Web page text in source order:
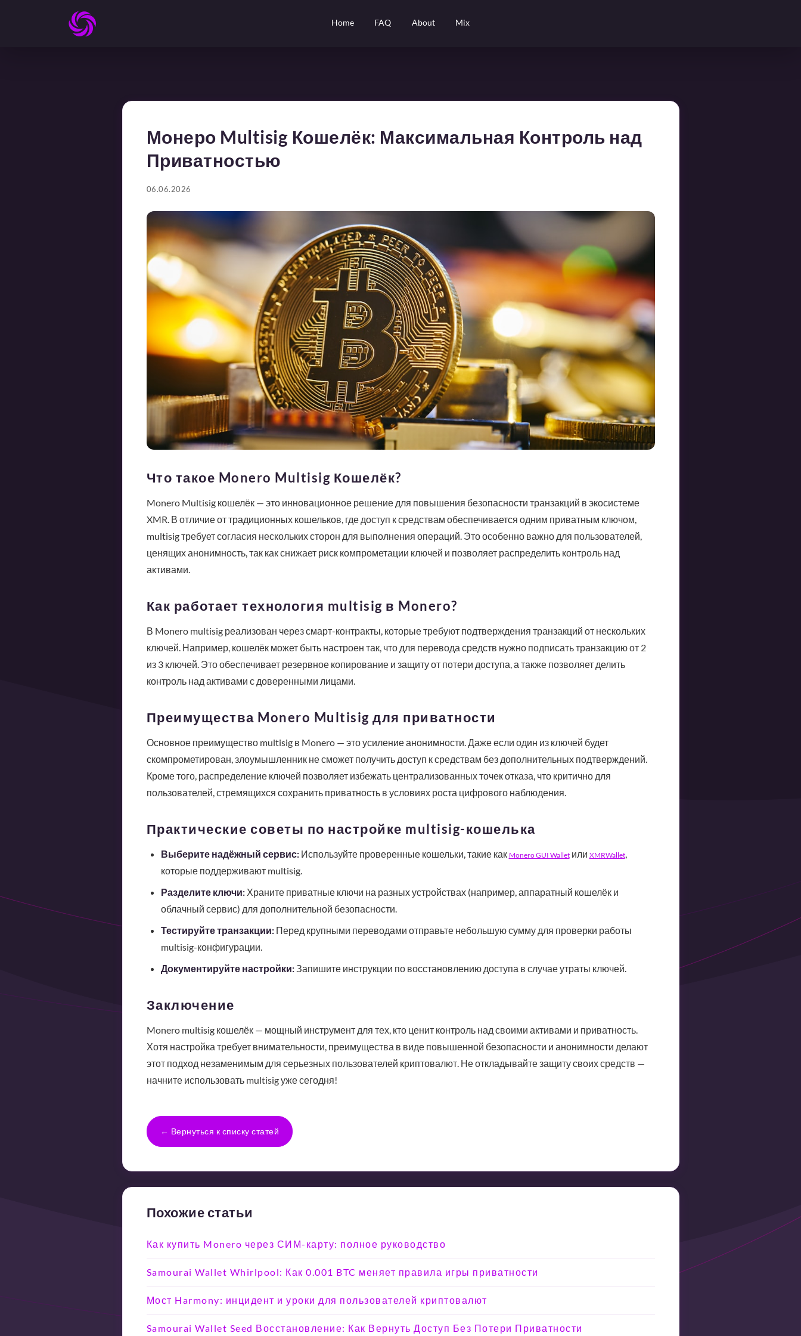
Home FAQ About Mix
Монеро Multisig Кошелёк: Максимальная Контроль над
Приватностью
06.06.2026
Что такое Monero Multisig Кошелёк?
Monero Multisig кошелёк — это инновационное решение для повышения безопасности транзакций в экосистеме
XMR. В отличие от традиционных кошельков, где доступ к средствам обеспечивается одним приватным ключом,
multisig требует согласия нескольких сторон для выполнения операций. Это особенно важно для пользователей,
ценящих анонимность, так как снижает риск компрометации ключей и позволяет распределить контроль над
активами.
Как работает технология multisig в Monero?
В Monero multisig реализован через смарт-контракты, которые требуют подтверждения транзакций от нескольких
ключей. Например, кошелёк может быть настроен так, что для перевода средств нужно подписать транзакцию от 2
из 3 ключей. Это обеспечивает резервное копирование и защиту от потери доступа, а также позволяет делить
контроль над активами с доверенными лицами.
Преимущества Monero Multisig для приватности
Основное преимущество multisig в Monero — это усиление анонимности. Даже если один из ключей будет
скомпрометирован, злоумышленник не сможет получить доступ к средствам без дополнительных подтверждений.
Кроме того, распределение ключей позволяет избежать централизованных точек отказа, что критично для
пользователей, стремящихся сохранить приватность в условиях роста цифрового наблюдения.
Практические советы по настройке multisig-кошелька
Выберите надёжный сервис:Используйте проверенные кошельки, такие как Monero GUI Walletили XMRWallet,
которые поддерживают multisig.
Разделите ключи:Храните приватные ключи на разных устройствах (например, аппаратный кошелёк и
облачный сервис) для дополнительной безопасности.
Тестируйте транзакции:Перед крупными переводами отправьте небольшую сумму для проверки работы
multisig-конфигурации.
Документируйте настройки:Запишите инструкции по восстановлению доступа в случае утраты ключей.
Заключение
Monero multisig кошелёк — мощный инструмент для тех, кто ценит контроль над своими активами и приватность.
Хотя настройка требует внимательности, преимущества в виде повышенной безопасности и анонимности делают
этот подход незаменимым для серьезных пользователей криптовалют. Не откладывайте защиту своих средств —
начните использовать multisig уже сегодня!
← Вернуться к списку статей
Похожие статьи
Как купить Monero через СИМ-карту: полное руководство
Samourai Wallet Whirlpool: Как 0.001 BTC меняет правила игры приватности
Мост Harmony: инцидент и уроки для пользователей криптовалют
Samourai Wallet Seed Восстановление: Как Вернуть Доступ Без Потери Приватности